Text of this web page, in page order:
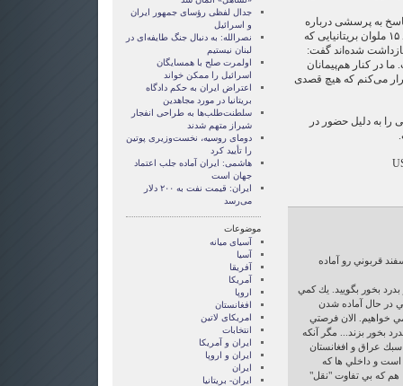
به پرسشی درباره
کمشکش ایران و بریتانیا در مورد ۱۵ ملوان بریتانیایی که
شده‌اند گفت:
در کنار هم‌پیمانان
می‌کنم که هیچ قصدی
را به دلیل حضور در
قربوني رو آماده
يك خبر بدرد بخور بگوييد. يك كمي
در حال آماده شدن
خواهيم. الان فرصتي
بخور بزند... مگر آنكه
سبك عراق و افغانستان
است و داخلي ها كه
كه بي تفاوت "نقل"
جدال لفظی رؤسای جمهور ایران
و اسرائیل
نصرالله: به دنبال جنگ طایفه‌ای در
لبنان نیستیم
اولمرت صلح با همسایگان
اسرائیل را ممکن خواند
اعتراض ایران به حکم دادگاه
بریتانیا در مورد مجاهدین
سلطنت‌طلب‌ها به طراحی انفجار
شیراز متهم شدند
دومای روسیه، نخست‌وزیری پوتین
را تأیید کرد
هاشمی: ایران آماده جلب اعتماد
جهان است
ایران: قیمت نفت به ۲۰۰ دلار
می‌رسد
موضوعات
آسيای ميانه
آسیا
آفریقا
آمریکا
اروپا
افغانستان
امریکای لاتین
انتخابات
ايران و آمريکا
ايران و اروپا
ایران
ایران- بریتانیا